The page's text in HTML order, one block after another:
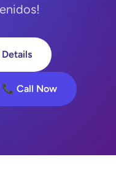
📞 Call Now